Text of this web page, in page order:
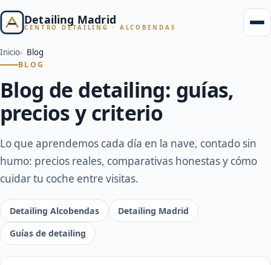
Detailing Madrid
CENTRO DETAILING · ALCOBENDAS
Inicio Blog
BLOG
Blog de detailing: guías,
precios y criterio
Lo que aprendemos cada día en la nave, contado sin
humo: precios reales, comparativas honestas y cómo
cuidar tu coche entre visitas.
Detailing Alcobendas
Detailing Madrid
Guías de detailing